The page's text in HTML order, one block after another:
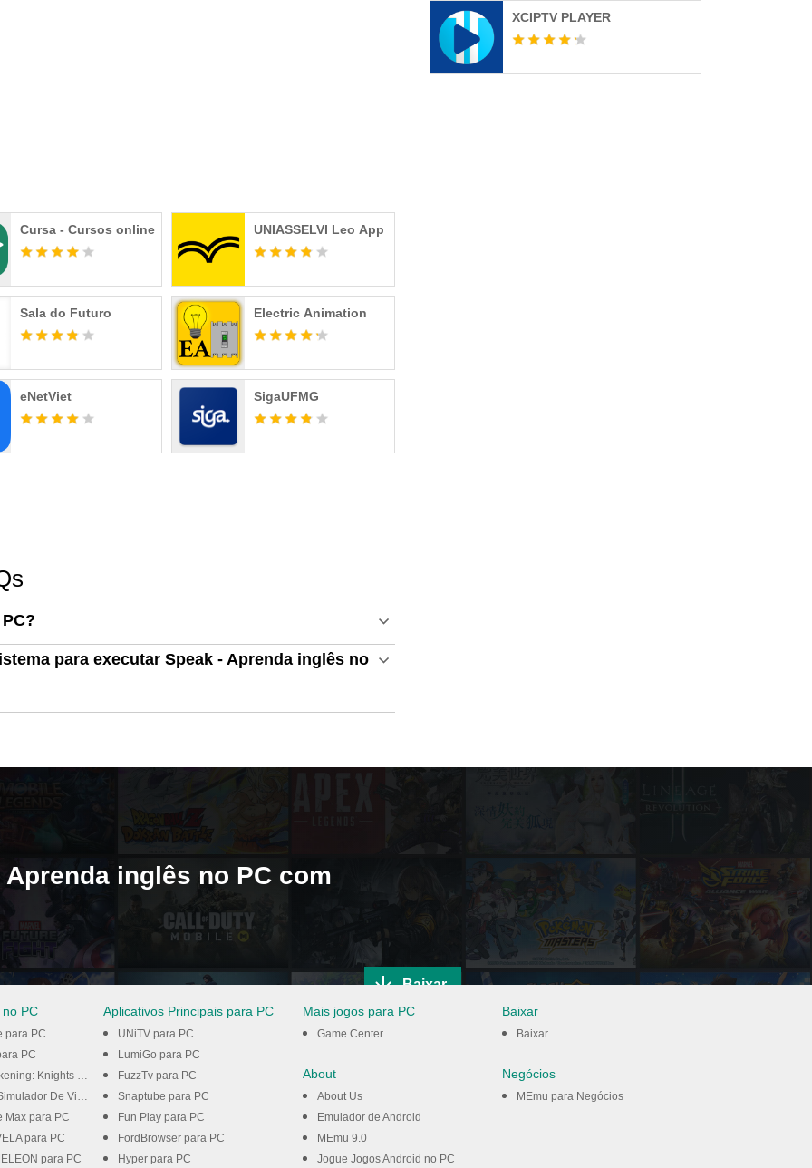
do período atual. Você pode ir às configurações da sua
confirmada. Se você se inscrever antes do fim do seu
de teste gratuito será perdido assim que sua compra for
Cursa - Cursos online UNIASSELVI Leo App
Sala do Futuro Electric Animation
eNetViet SigaUFMG
para executar Speak - Aprenda inglês no
XCIPTV PLAYER
inglês no PC com
Baixar
PC
para PC
PC
of the Zodiac para PC
De Vida para PC
Max para PC
para PC
para PC
Aplicativos Principais para PC
UNiTV para PC
LumiGo para PC
FuzzTv para PC
Snaptube para PC
Fun Play para PC
FordBrowser para PC
Hyper para PC
Mais jogos para PC
Game Center
About
About Us
Emulador de Android
MEmu 9.0
Jogue Jogos Android no PC
Baixar
Baixar
Negócios
MEmu para Negócios